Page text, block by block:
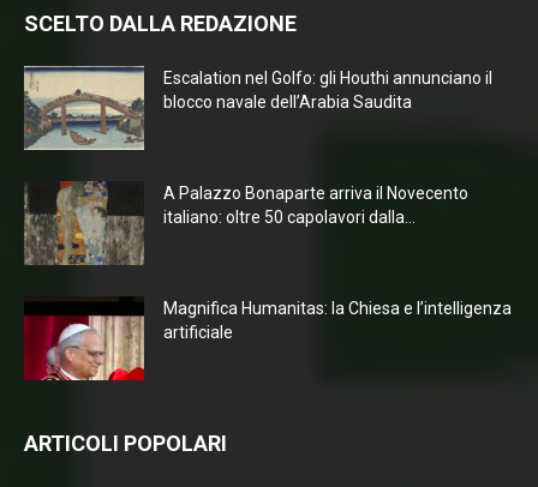
SCELTO DALLA REDAZIONE
Escalation nel Golfo: gli Houthi annunciano il
blocco navale dell’Arabia Saudita
A Palazzo Bonaparte arriva il Novecento
italiano: oltre 50 capolavori dalla...
Magnifica Humanitas: la Chiesa e l’intelligenza
artificiale
ARTICOLI POPOLARI